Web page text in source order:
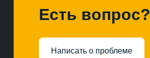
Есть вопрос?
Написать о проблеме